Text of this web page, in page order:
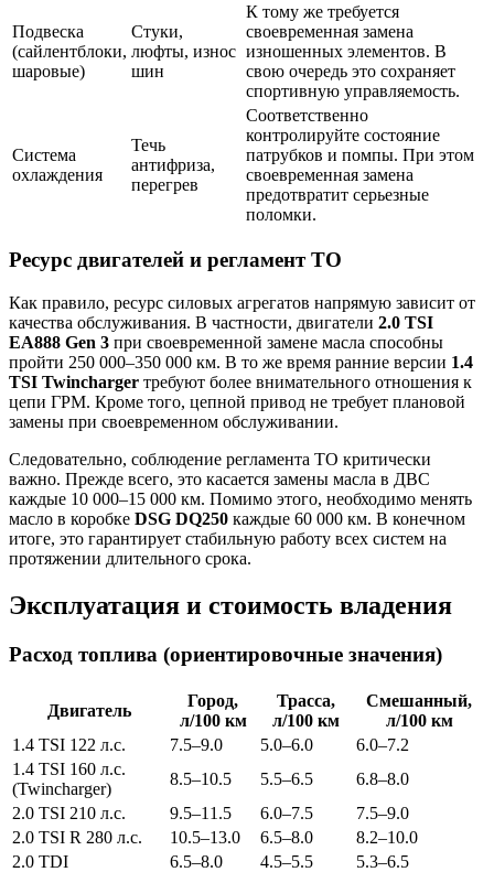
Подвеска
(сайлентблоки,
шаровые)
Стуки,
люфты, износ
шин
К тому же требуется
своевременная замена
изношенных элементов. В
свою очередь это сохраняет
спортивную управляемость.
Система
охлаждения
Течь
антифриза,
перегрев
Соответственно
контролируйте состояние
патрубков и помпы. При этом
своевременная замена
предотвратит серьезные
поломки.
Ресурс двигателей и регламент ТО
Как правило, ресурс силовых агрегатов напрямую зависит от
качества обслуживания. В частности, двигатели 2.0 TSI
EA888 Gen 3 при своевременной замене масла способны
пройти 250 000–350 000 км. В то же время ранние версии 1.4
TSI Twincharger требуют более внимательного отношения к
цепи ГРМ. Кроме того, цепной привод не требует плановой
замены при своевременном обслуживании.
Следовательно, соблюдение регламента ТО критически
важно. Прежде всего, это касается замены масла в ДВС
каждые 10 000–15 000 км. Помимо этого, необходимо менять
масло в коробке DSG DQ250 каждые 60 000 км. В конечном
итоге, это гарантирует стабильную работу всех систем на
протяжении длительного срока.
Эксплуатация и стоимость владения
Расход топлива (ориентировочные значения)
Двигатель
Город,
л/100 км
Трасса,
л/100 км
Смешанный,
л/100 км
1.4 TSI 122 л.с.
7.5–9.0 5.0–6.0
6.0–7.2
1.4 TSI 160 л.с.
(Twincharger)
8.5–10.5 5.5–6.5
6.8–8.0
2.0 TSI 210 л.с.
9.5–11.5 6.0–7.5
7.5–9.0
2.0 TSI R 280 л.с.
10.5–13.0 6.5–8.0
8.2–10.0
2.0 TDI
6.5–8.0 4.5–5.5 5.3–6.5